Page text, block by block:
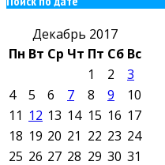
Декабрь 2017
Пн Вт Ср Чт Пт Сб Вс
1 2
3
4
5 6 7 8 9
10
11 12 13 14 15 16 17
18 19 20 21 22 23 24
25 26 27 28 29 30 31